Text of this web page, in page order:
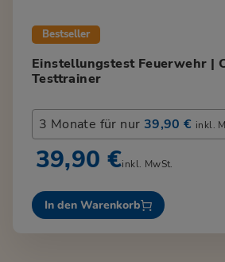
Bestseller
Einstellungstest Feuerwehr |
Testtrainer
3 Monate für nur 39,90 € inkl.
39,90 €inkl. MwSt.
In den Warenkorb